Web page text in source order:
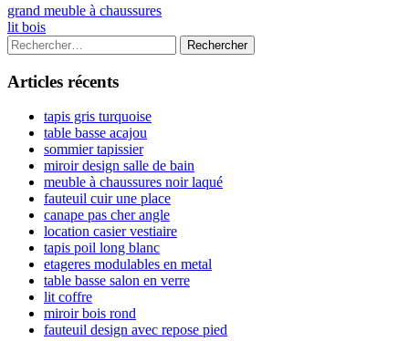
Navigation
de
l’article
Previous
article:
grand meuble à chaussures
Next
article:
lit bois
Colonne
latérale
principale
Rechercher :
Articles récents
tapis gris turquoise
table basse acajou
sommier tapissier
miroir design salle de bain
meuble à chaussures noir laqué
fauteuil cuir une place
canape pas cher angle
location casier vestiaire
tapis poil long blanc
etageres modulables en metal
table basse salon en verre
lit coffre
miroir bois rond
fauteuil design avec repose pied